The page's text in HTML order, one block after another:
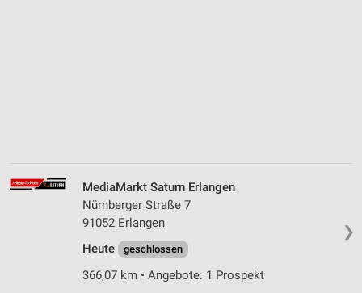
❯
MediaMarkt Saturn Erlangen
Nürnberger Straße 7
91052 Erlangen
Heute
geschlossen
366,07 km • Angebote: 1 Prospekt